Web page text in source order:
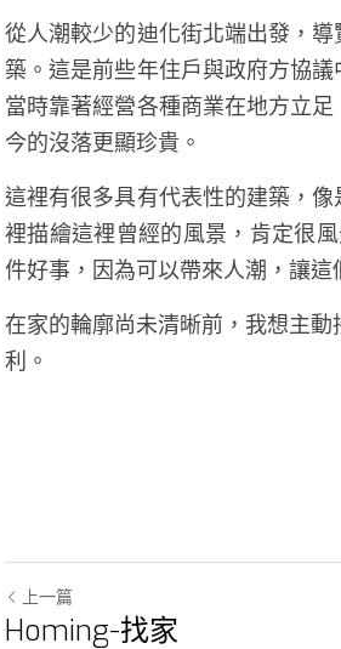
從人潮較少的迪化街北端出發，
築。這是前些年住戶與政府方協
當時靠著經營各種商業在地方立
今的沒落更顯珍貴。
這裡有很多具有代表性的建築，
裡描繪這裡曾經的風景，肯定很
件好事，因為可以帶來人潮，讓這
在家的輪廓尚未清晰前，我想主
利。
上一篇
Homing-找家